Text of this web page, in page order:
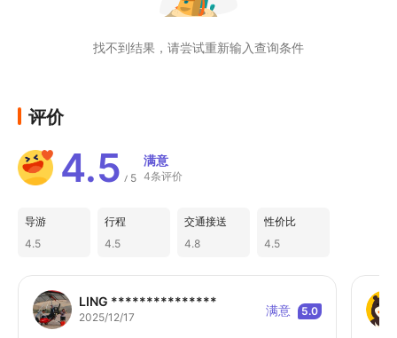
找不到结果，请尝试重新输入查询条件
评价
4.5 / 5
满意
4条评价
导游
4.5
行程
4.5
交通接送
4.8
性价比
4.5
LING ***************
2025/12/17 满意 5.0